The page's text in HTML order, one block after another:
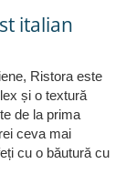
italian
Ristora este
și o textură
de la prima
ceva mai
cu o băutură cu